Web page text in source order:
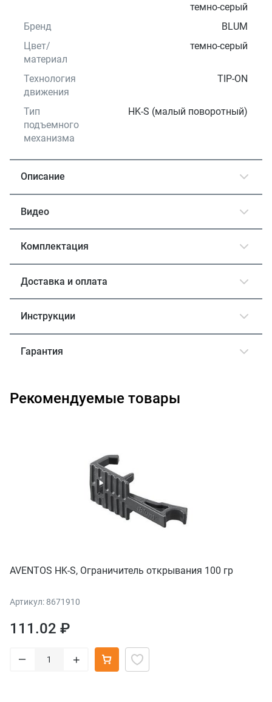
темно-серый
Бренд
BLUM
Цвет/
материал
темно-серый
Технология
движения
TIP-ON
Тип
подъемного
механизма
HK-S (малый поворотный)
Описание
Видео
Комплектация
Доставка и оплата
Инструкции
Гарантия
Рекомендуемые товары
AVENTOS HK-S, Ограничитель открывания 100 гр
Артикул: 8671910
111.02 ₽
– +